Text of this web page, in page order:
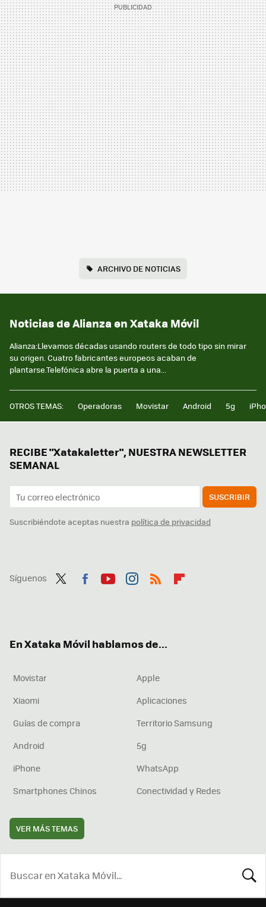
ARCHIVO DE NOTICIAS
Noticias de Alianza en Xataka Móvil
Alianza:Llevamos décadas usando routers de todo tipo sin mirar
su origen. Cuatro fabricantes europeos acaban de
plantarse.Telefónica abre la puerta a una...
OTROS TEMAS: Operadoras Movistar Android 5g
RECIBE "Xatakaletter", NUESTRA NEWSLETTER
SEMANAL
SUSCRIBIR
Suscribiéndote aceptas nuestra política de privacidad
Síguenos
En Xataka Móvil hablamos de...
Movistar
Apple
Xiaomi
Aplicaciones
Guías de compra
Territorio Samsung
Android
5g
iPhone
WhatsApp
Smartphones Chinos
Conectividad y Redes
VER MÁS TEMAS